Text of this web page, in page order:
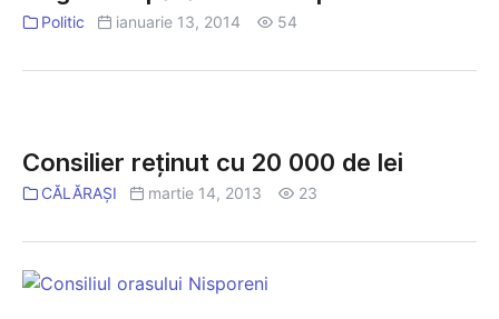
comunişti
Ungheni
PCRM
pentru
Politic ianuarie 13, 2014 54
reţinut
cu
000
de
Consilier reţinut cu 20 000 de lei
CĂLĂRAȘI martie 14, 2013 23
VIDEO